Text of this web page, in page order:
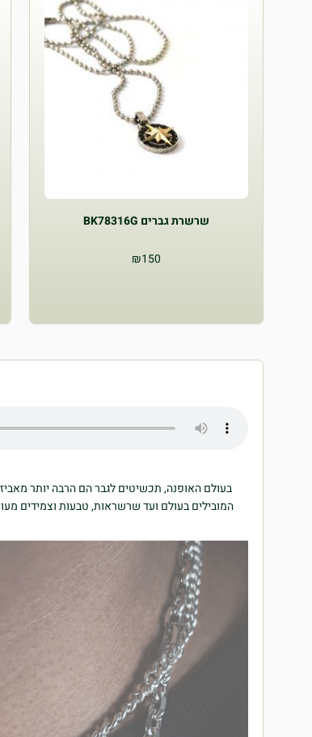
שרשרת גברים BK78316G
₪150
בעולם האופנה, תכשיטים לגבר הם הרבה יותר
המובילים בעולם ועד שרשראות, טבעות וצמידים